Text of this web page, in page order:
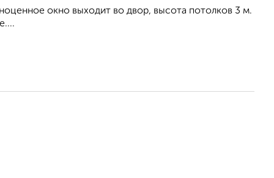
окно выходит во двор, высота потолков 3 м.